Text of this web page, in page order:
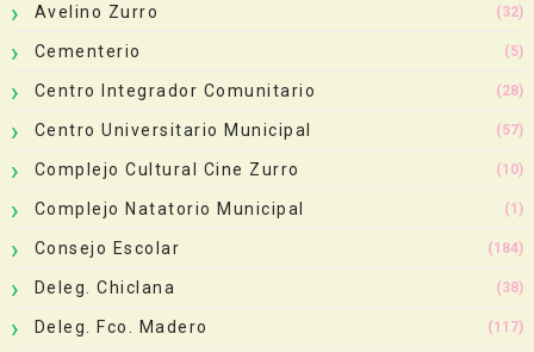
Avelino Zurro (32)
Cementerio (5)
Centro Integrador Comunitario (28)
Centro Universitario Municipal (57)
Complejo Cultural Cine Zurro (10)
Complejo Natatorio Municipal (1)
Consejo Escolar (184)
Deleg. Chiclana (38)
Deleg. Fco. Madero (117)